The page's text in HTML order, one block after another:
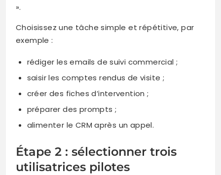
».
Choisissez une tâche simple et répétitive, par
exemple :
rédiger les emails de suivi commercial ;
saisir les comptes rendus de visite ;
créer des fiches d’intervention ;
préparer des prompts ;
alimenter le CRM après un appel.
Étape 2 : sélectionner trois
utilisatrices pilotes